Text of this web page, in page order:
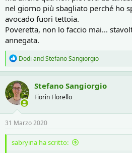
nel giorno più sbagliato perché ho
avocado fuori tettoia.
Poveretta, non lo faccio mai...
annegata.
R
e
a
c
t
i
o
n
s
:
Dodi andStefano Sangiorgio
Stefano Sangiorgio
Fiorin Florello
31 Marzo 2020
sabryina ha scritto: